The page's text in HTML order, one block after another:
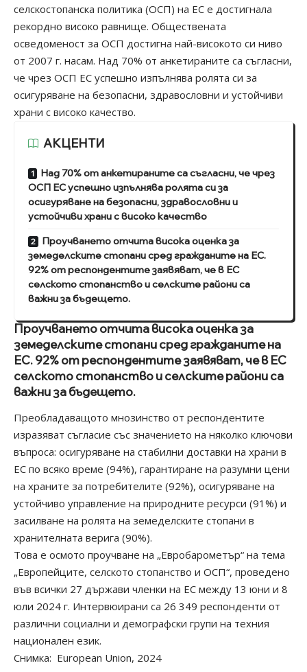
селскостопанска политика (ОСП) на ЕС е достигнала
рекордно високо равнище. Обществената
осведоменост за ОСП достигна най-високото си ниво
от 2007 г. насам. Над 70% от анкетираните са съгласни,
че чрез ОСП ЕС успешно изпълнява ролята си за
осигуряване на безопасни, здравословни и устойчиви
храни с високо качество.
АКЦЕНТИ
Над 70% от анкетираните са съгласни, че чрез
ОСП ЕС успешно изпълнява ролята си за
осигуряване на безопасни, здравословни и
устойчиви храни с високо качество
Проучването отчита висока оценка за
земеделските стопани сред гражданите на ЕС.
92% от респондентите заявяват, че в ЕС
селското стопанство и селските райони са
важни за бъдещето.
Проучването отчита висока оценка за
земеделските стопани сред гражданите на
ЕС. 92% от респондентите заявяват, че в ЕС
селското стопанство и селските райони са
важни за бъдещето.
Преобладаващото мнозинство от респондентите
изразяват съгласие със значението на няколко ключови
въпроса: осигуряване на стабилни доставки на храни в
ЕС по всяко време (94%), гарантиране на разумни цени
на храните за потребителите (92%), осигуряване на
устойчиво управление на природните ресурси (91%) и
засилване на ролята на земеделските стопани в
хранителната верига (90%).
Това е осмото проучване на „Евробарометър“ на тема
„Европейците, селското стопанство и ОСП“, проведено
във всички 27 държави членки на ЕС между 13 юни и 8
юли 2024 г. Интервюирани са 26 349 респонденти от
различни социални и демографски групи на техния
национален език.
Снимка: European Union, 2024